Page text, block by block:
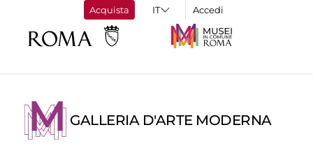
Acquista Accedi
GALLERIA D'ARTE MODERNA